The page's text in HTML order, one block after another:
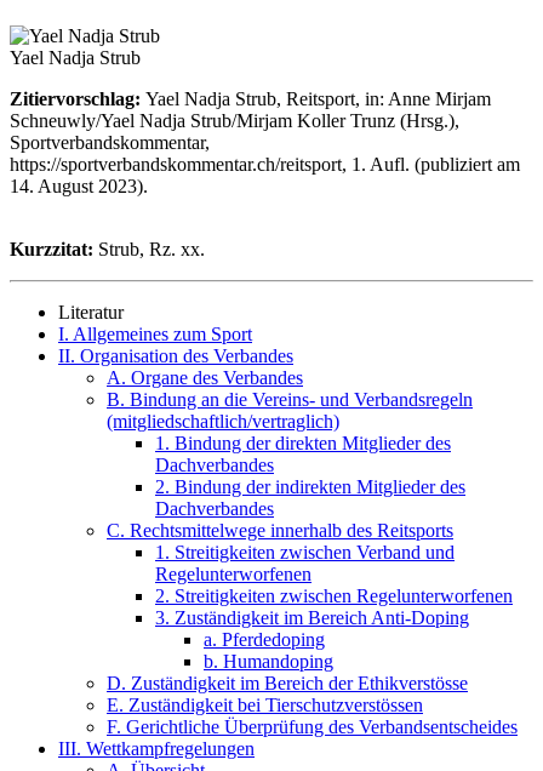
Yael Nadja Strub
Zitiervorschlag: Yael Nadja Strub, Reitsport, in: Anne Mirjam
Schneuwly/Yael Nadja Strub/Mirjam Koller Trunz (Hrsg.),
Sportverbandskommentar,
https://sportverbandskommentar.ch/reitsport, 1. Aufl. (publiziert am
14. August 2023).
Kurzzitat: Strub, Rz. xx.
Literatur
I. Allgemeines zum Sport
II. Organisation des Verbandes
A. Organe des Verbandes
B. Bindung an die Vereins- und Verbandsregeln
(mitgliedschaftlich/vertraglich)
1. Bindung der direkten Mitglieder des
Dachverbandes
2. Bindung der indirekten Mitglieder des
Dachverbandes
C. Rechtsmittelwege innerhalb des Reitsports
1. Streitigkeiten zwischen Verband und
Regelunterworfenen
2. Streitigkeiten zwischen Regelunterworfenen
3. Zuständigkeit im Bereich Anti-Doping
a. Pferdedoping
b. Humandoping
D. Zuständigkeit im Bereich der Ethikverstösse
E. Zuständigkeit bei Tierschutzverstössen
F. Gerichtliche Überprüfung des Verbandsentscheides
III. Wettkampfregelungen